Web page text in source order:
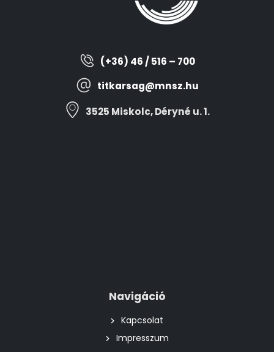
(+36) 46 / 516 – 700
titkarsag@mnsz.hu
3525 Miskolc, Déryné u. 1.
Navigáció
Kapcsolat
Impresszum